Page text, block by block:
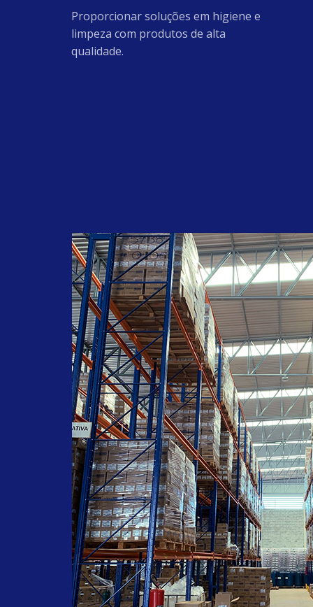
#Amida60
#AmidodeMilho
#BaseparaAmaciante
#rosamosqueta
#antirressecamento
#ioniccare
#reduçãodeestrias
#cuidese
#farmachem
#oleodegirassol
#oleohidratante
#pelessensiveis
#acidosgraxos
#oleodecopaiba
#oleodegirassolfarmachem
#septderm
#sabonetelíquido
#ervadoce
#saboneteervadoce
#limpezadasmaos
#alcool
#alcoolabsolutoprolink
#3AlcoolPolivinilico
#desinfetante
#hospitalar
#alcool70
Proporcionar soluções em higiene e
limpeza com produtos de alta
qualidade.